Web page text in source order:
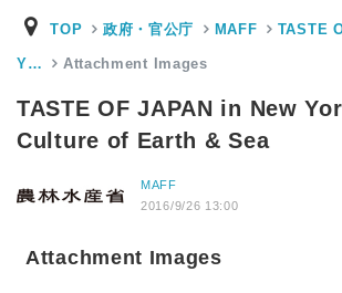
TOP 政府・官公庁 MAFF TASTE
Y… Attachment Images
TASTE OF JAPAN in New
Culture of Earth & Sea
MAFF
2016/9/26 13:00
Attachment Images